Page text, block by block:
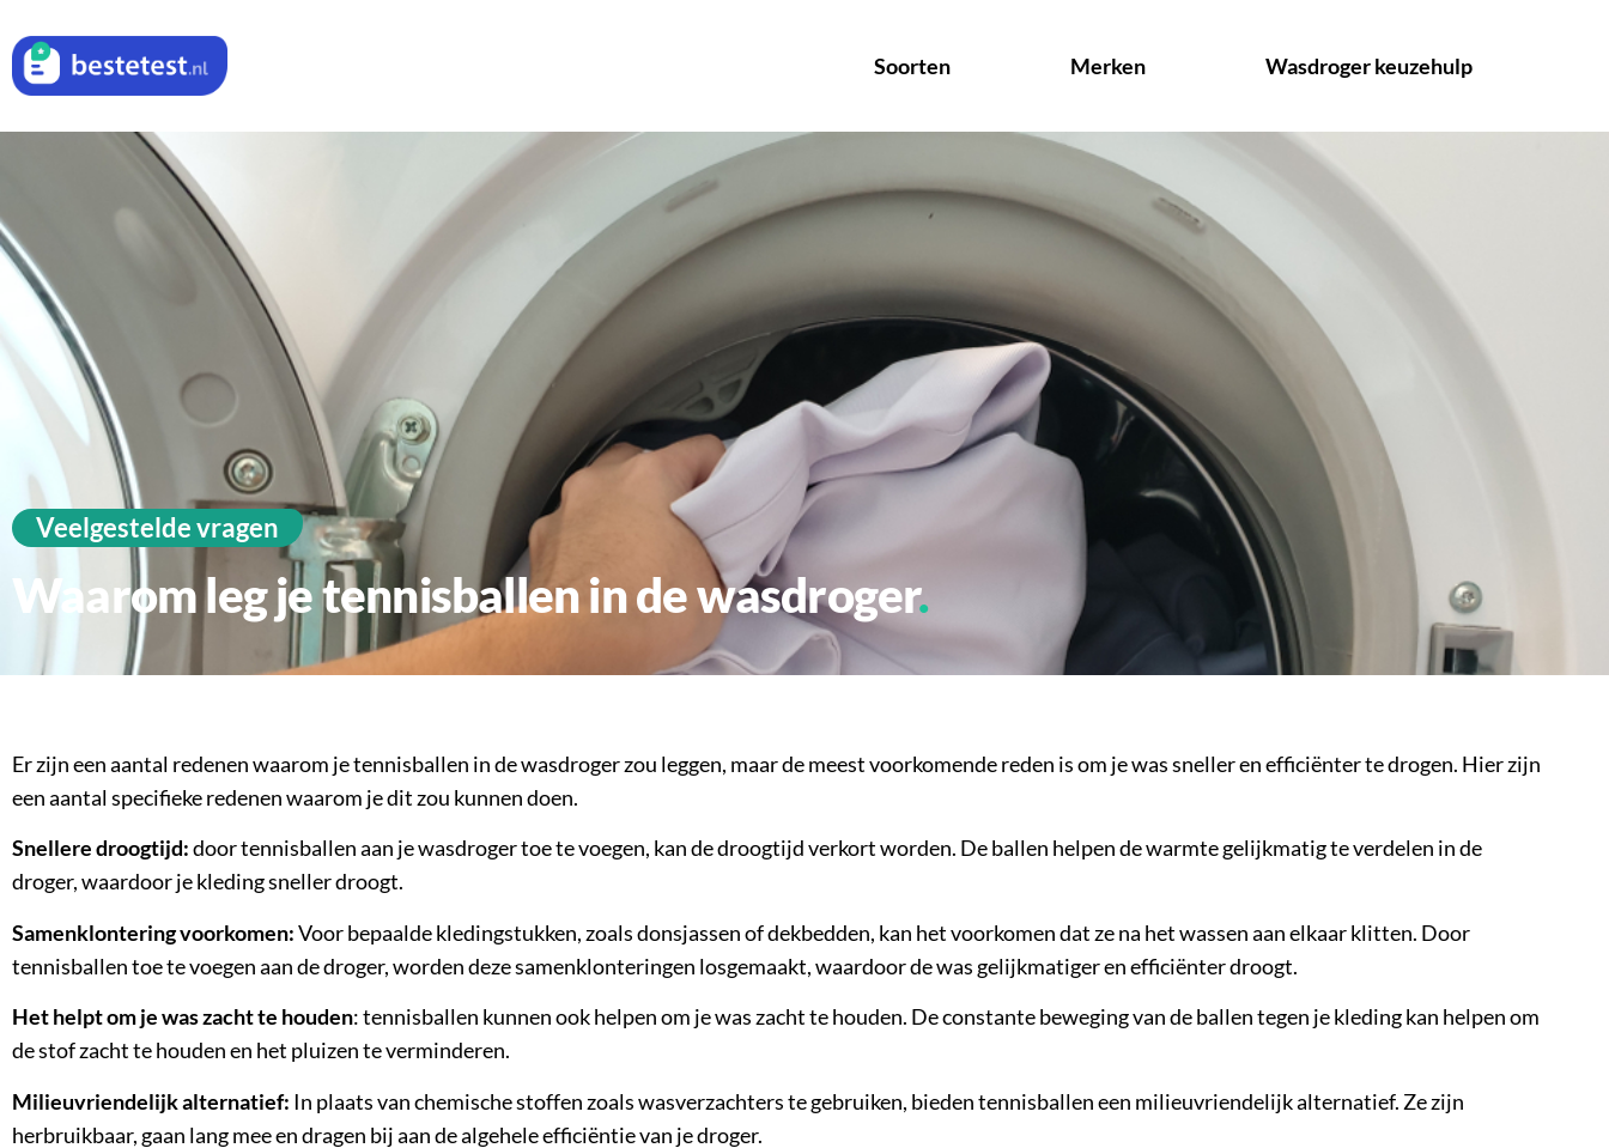
Soorten Merken Wasdroger keuzehulp
Veelgestelde vragen
Waarom leg je tennisballen in de wasdroger
Er zijn een aantal redenen waarom je tennisballen in de wasdroger zou leggen, maar de meest voorkomende reden is om je was sneller en efficiënter te drogen. Hier zijn
een aantal specifieke redenen waarom je dit zou kunnen doen.
Snellere droogtijd:door tennisballen aan je wasdroger toe te voegen, kan de droogtijd verkort worden. De ballen helpen de warmte gelijkmatig te verdelen in de
droger, waardoor je kleding sneller droogt.
Samenklontering voorkomen:Voor bepaalde kledingstukken, zoals donsjassen of dekbedden, kan het voorkomen dat ze na het wassen aan elkaar klitten. Door
tennisballen toe te voegen aan de droger, worden deze samenklonteringen losgemaakt, waardoor de was gelijkmatiger en efficiënter droogt.
Het helpt om je was zacht te houden: tennisballen kunnen ook helpen om je was zacht te houden. De constante beweging van de ballen tegen je kleding kan helpen om
de stof zacht te houden en het pluizen te verminderen.
Milieuvriendelijk alternatief: In plaats van chemische stoffen zoals wasverzachters te gebruiken, bieden tennisballen een milieuvriendelijk alternatief. Ze zijn
herbruikbaar, gaan lang mee en dragen bij aan de algehele efficiëntie van je droger.